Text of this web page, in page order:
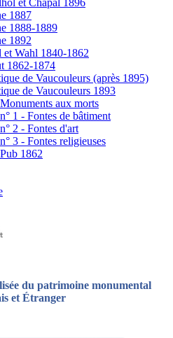
1887
1888-1889
1892
et Wahl 1840-1862
1862-1874
de Vaucouleurs (après 1895)
de Vaucouleurs 1893
aux morts
1 - Fontes de bâtiment
2 - Fontes d'art
3 - Fontes religieuses
1862
du patrimoine monumental
et Étranger